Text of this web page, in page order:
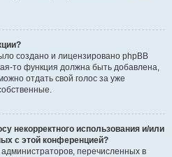
создано и лицензировано phpBB
то функция должна быть добавлена,
отдать свой голос за уже
некорректного использования и/или
с этой конференцией?
перечисленных в